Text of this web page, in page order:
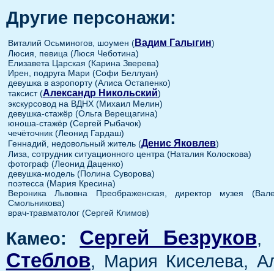
Другие персонажи:
Виталий Осьминогов, шоумен (Вадим Галыгин)
Люсия, певица (Люся Чеботина)
Елизавета Царская (Карина Зверева)
Ирен, подруга Мари (Софи Беллуан)
девушка в аэропорту (Алиса Остапенко)
таксист (Александр Никольский)
экскурсовод на ВДНХ (Михаил Мелин)
девушка-стажёр (Ольга Верещагина)
юноша-стажёр (Сергей Рыбачок)
чечёточник (Леонид Гардаш)
Геннадий, недовольный житель (Денис Яковлев)
Лиза, сотрудник ситуационного центра (Наталия Колоскова)
фотограф (Леонид Даценко)
девушка-модель (Полина Суворова)
поэтесса (Мария Кресина)
Вероника Львовна Преображенская, директор музея
Смольникова)
врач-травматолог (Сергей Климов)
Камео: Сергей Безруков
Стеблов, Мария Киселева,